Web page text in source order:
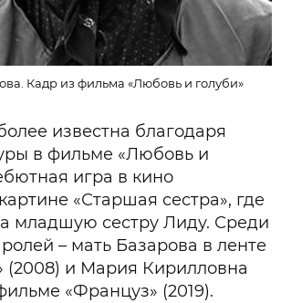
Кадр из фильма «Любовь и голуби»
известна благодаря
в фильме «Любовь и
игра в кино
«Старшая сестра», где
младшую сестру Лиду. Среди
– мать Базарова в ленте
(2008) и Мария Кирилловна
«Француз» (2019).